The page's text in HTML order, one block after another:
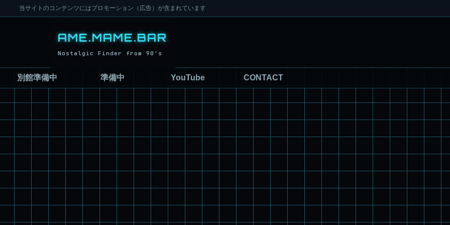
当サイトのコンテンツにはプロモーション（広告）が含まれています
別館準備中 準備中 YouTube CONTACT